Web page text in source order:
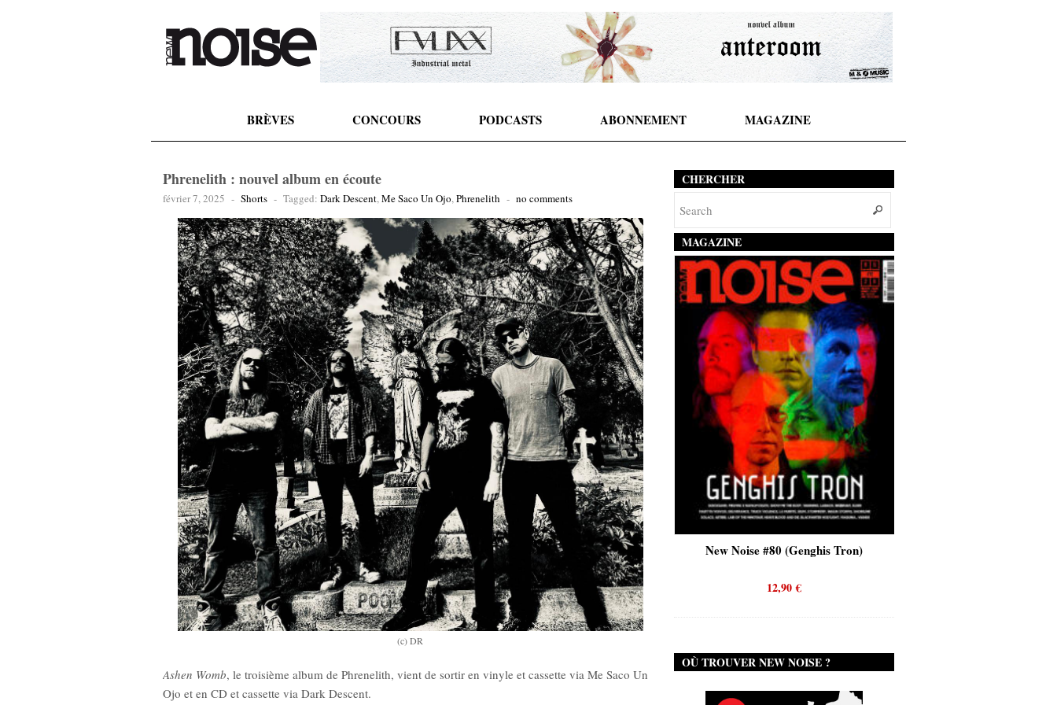
BRÈVES CONCOURS PODCASTS ABONNEMENT MAGAZINE
Phrenelith : nouvel album en écoute
février 7, 2025 - Shorts - Tagged: Dark Descent,Me Saco Un Ojo,Phrenelith - no comments
(c) DR
Ashen Womb, le troisième album de Phrenelith, vient de sortir en vinyle et cassette via Me Saco Un
Ojo et en CD et cassette via Dark Descent.
CHERCHER
MAGAZINE
New Noise #79 (Neurosis)
12,90
New Noise #80 (Genghis Tron) New Noise #80 (Quicksand)
OÙ TROUVER NEW NOISE ?